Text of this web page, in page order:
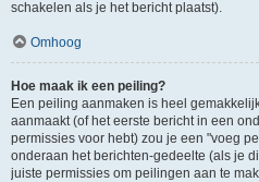
schakelen als je het bericht plaatst).
Omhoog
Hoe maak ik een peiling?
Een peiling aanmaken is heel
aanmaakt (of het eerste bericht in een
permissies voor hebt) zou je een "voeg
onderaan het berichten-gedeelte (als je
juiste permissies om peilingen aan te